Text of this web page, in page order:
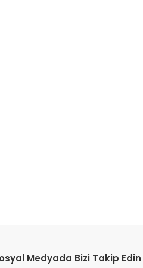
Medyada Bizi Takip Edin